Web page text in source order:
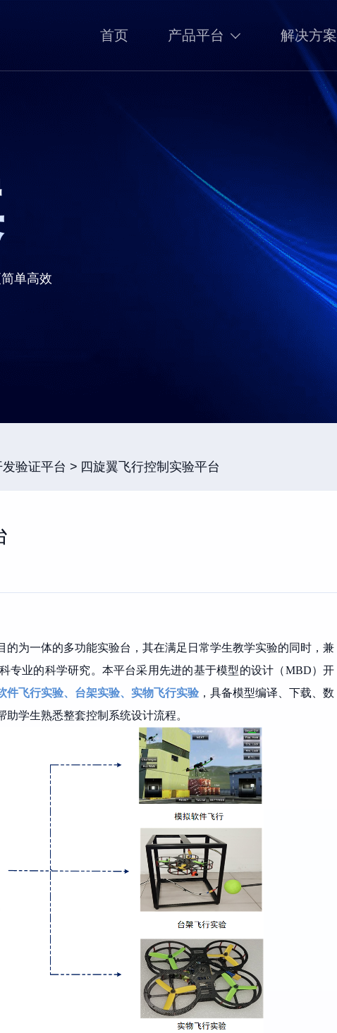
首页 产品平台 解决方案
单高效
验证平台 四旋翼飞行控制实验平台
的为一体的多功能实验台，其在满足日常学生教学实验的同时，兼
专业的科学研究。本平台采用先进的基于模型的设计 （MBD）开
件飞行实验、台架实验、实物飞行实验 ，具备模型编译、下载、数
学生熟悉整套控制系统设计流程。